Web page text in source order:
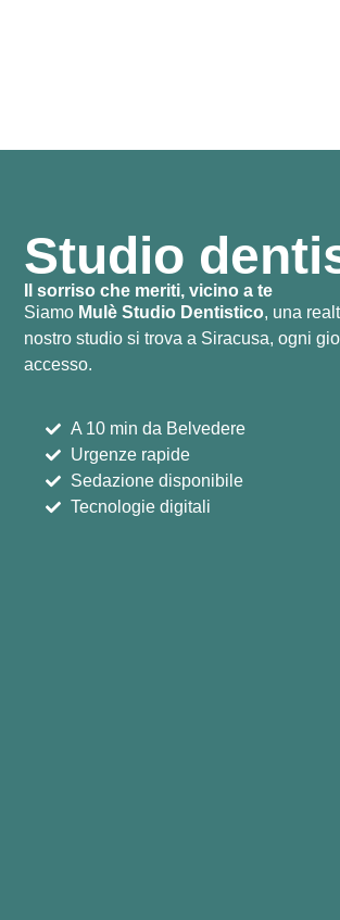
Studio
Il sorriso che meriti, vicino a te
Siamo Mulè Studio Dentistico, una
nostro studio si trova a Siracusa, ogni
accesso.
A 10 min da Belvedere
Urgenze rapide
Sedazione disponibile
Tecnologie digitali